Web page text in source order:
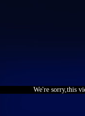
We're sorry,this